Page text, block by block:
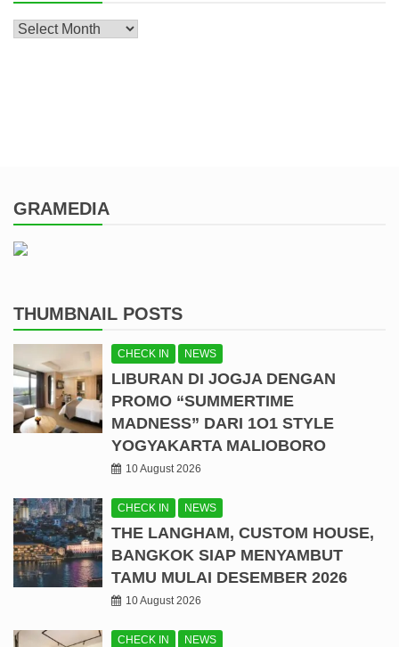
Archive
GRAMEDIA
THUMBNAIL POSTS
CHECK IN NEWS
LIBURAN DI JOGJA DENGAN
PROMO “SUMMERTIME
MADNESS” DARI 1O1 STYLE
YOGYAKARTA MALIOBORO
10 August 2026
CHECK IN NEWS
THE LANGHAM, CUSTOM HOUSE,
BANGKOK SIAP MENYAMBUT
TAMU MULAI DESEMBER 2026
10 August 2026
CHECK IN NEWS